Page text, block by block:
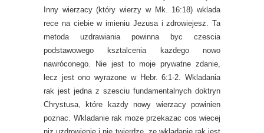
Inny wierzacy (który wierzy w Mk. 16:18) wklada
rece na ciebie w imieniu Jezusa i zdrowiejesz. Ta
metoda uzdrawiania powinna byc czescia
podstawowego ksztalcenia kazdego nowo
nawróconego. Nie jest to moje prywatne zdanie,
lecz jest ono wyrazone w Hebr. 6:1-2. Wkladania
rak jest jedna z szesciu fundamentalnych doktryn
Chrystusa, które kazdy nowy wierzacy powinien
poznac. Wkladanie rak moze przekazac cos wiecej